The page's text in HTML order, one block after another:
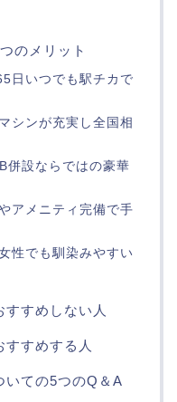
のメリット
日いつでも駅チカで
シンが充実し全国相
併設ならではの豪華
アメニティ完備で手
性でも馴染みやすい
すめしない人
すめする人
いての5つのQ＆A